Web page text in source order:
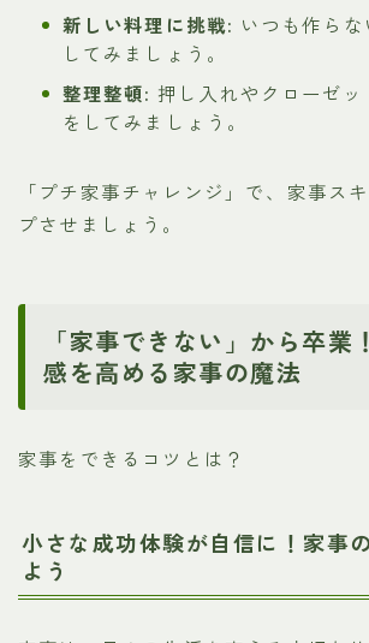
新しい料理に挑戦: いつも作ら
してみましょう。
整理整頓: 押し入れやクローゼ
をしてみましょう。
「プチ家事チャレンジ」で、家事ス
プさせましょう。
「家事できない」から卒業
感を高める家事の魔法
家事をできるコツとは？
小さな成功体験が自信に！家事
よう